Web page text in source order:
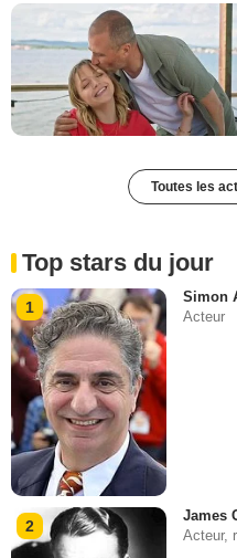
Toutes les
Top stars du jour
1
Simon
Acteur
2
James
Acteur,